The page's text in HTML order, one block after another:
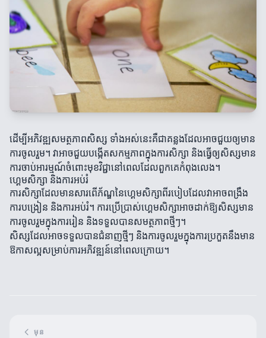
ដើម្បីអភិវឌ្ឍសមត្ថភាពសិស្ស ទាំងអស់នេះគឺជាគន្លងដែលអាចជួយឲ្យមាន
ការចូលរួម។ វាអាចជួយបង្កើតសកម្មភាពក្នុងការសិក្សា និងធ្វើឲ្យសិស្សមាន
ការចាប់អារម្មណ៍ចំពោះមុខវិជ្ជានៅពេលដែលពួកគេកំពុងលេង។
ហ្គេមសិក្សា និងការអប់រំ
ការសិក្សាដែលមានសារពើភ័ណ្ឌនៃហ្គេមសិក្សាពីរបៀបដែលវាអាចពង្រឹង
ការបង្រៀន និងការអប់រំ។ ការប្រើប្រាស់ហ្គេមសិក្សាអាចដាក់ឱ្យសិស្សមាន
ការចូលរួមក្នុងការរៀន និងទទួលបានសមត្ថភាពថ្មីៗ។
សិស្សដែលអាចទទួលបានជំនាញថ្មីៗ និងការចូលរួមក្នុងការប្រកួតនឹងមាន
ឱកាសល្អសម្រាប់ការអភិវឌ្ឍន៍នៅពេលក្រោយ។
មុន